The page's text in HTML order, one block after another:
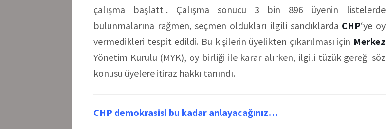
çalışma başlattı. Çalışma sonucu 3 bin 896 üyenin listelerde
bulunmalarına rağmen, seçmen oldukları ilgili sandıklarda CHP‘ye oy
vermedikleri tespit edildi. Bu kişilerin üyelikten çıkarılması için Merkez
Yönetim Kurulu (MYK), oy birliği ile karar alırken, ilgili tüzük gereği söz
konusu üyelere itiraz hakkı tanındı.
CHP demokrasisi bu kadar anlayacağınız…